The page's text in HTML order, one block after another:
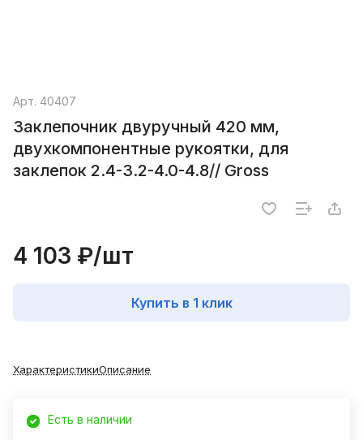
Арт. 40407
Заклепочник двуручный 420 мм,
двухкомпонентные рукоятки, для
заклепок 2.4-3.2-4.0-4.8// Gross
4 103 ₽/шт
Купить в 1 клик
ХарактеристикиОписание
Есть в наличии